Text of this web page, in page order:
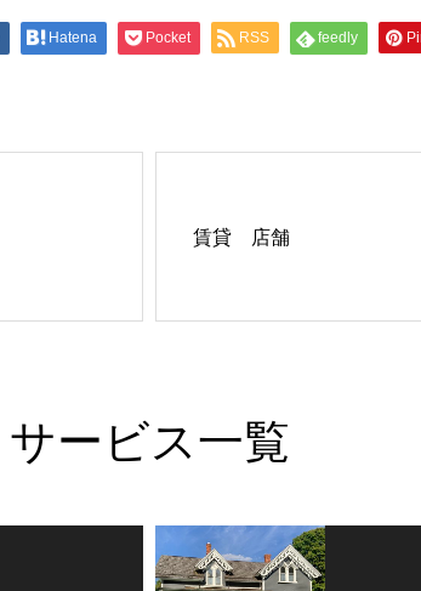
Hatena Pocket RSS feedly
賃貸 店舗
サービス一覧